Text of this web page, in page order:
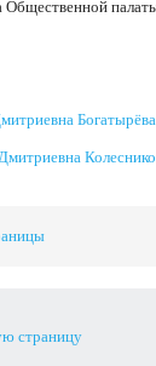
Общественной
Богатырёва
страницу